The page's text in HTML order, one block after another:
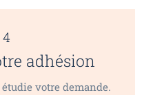
adhésion
votre demande.